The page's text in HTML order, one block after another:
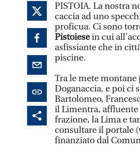
PISTOIA. La nostra
caccia ad uno
proficua. Ci sono
Pistoiesein cui
asfissiante che in
piscine.
Tra le mete montane
Doganaccia, e poi ci
Bartolomeo,
il Limentra, affluente
frazione, la Lima e
consultare il portale
finanziato dal